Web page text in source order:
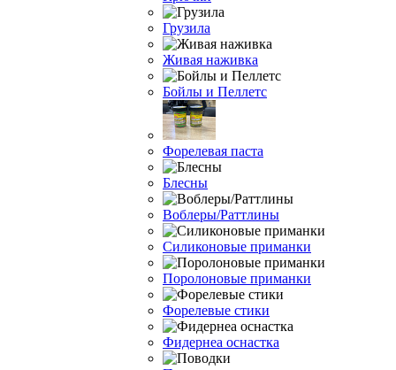
Грузила
Живая наживка
Бойлы и Пеллетс
Форелевая паста
Блесны
Воблеры/Раттлины
Силиконовые приманки
Поролоновые приманки
Форелевые стики
Фидернеа оснастка